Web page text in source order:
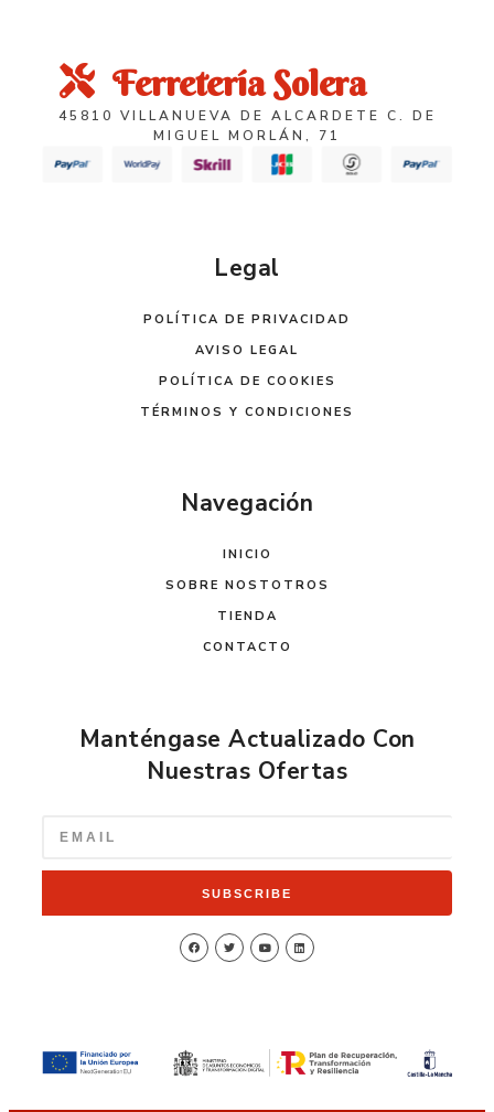
Ferretería Solera
45810 VILLANUEVA DE ALCARDETE C. DE
MIGUEL MORLÁN, 71
Legal
POLÍTICA DE PRIVACIDAD
AVISO LEGAL
POLÍTICA DE COOKIES
TÉRMINOS Y CONDICIONES
Navegación
INICIO
SOBRE NOSTOTROS
TIENDA
CONTACTO
Manténgase Actualizado Con
Nuestras Ofertas
SUBSCRIBE